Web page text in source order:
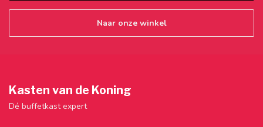
Naar onze winkel
Kasten van de Koning
Dé buffetkast expert